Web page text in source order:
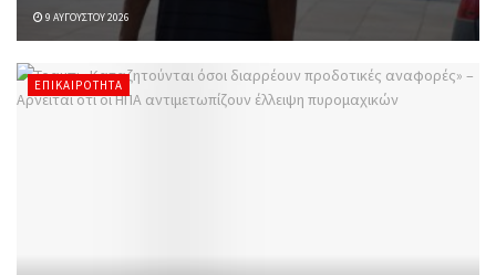
9 ΑΥΓΟΎΣΤΟΥ 2026
ΕΠΙΚΑΙΡΌΤΗΤΑ